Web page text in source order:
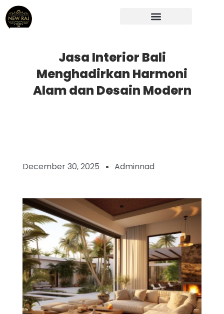
Skip
to
content
Jasa Interior Bali
Menghadirkan Harmoni
Alam dan Desain Modern
December 30, 2025 Adminnad